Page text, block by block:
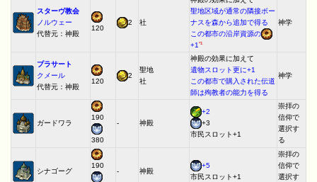
スターヴ教会
ノルウェー
代替元：神殿
120
2 社
聖地区域が通常の隣接ボー
ナスを森から追加で得る
この都市の沿岸資源の
+1 *1
神学
プラサート
クメール
代替元：神殿
120
2
聖地
社
神殿の効果に加えて
遺物スロット更に+1
この都市で購入された伝道
師は殉教者の能力を得る
神学
ガードワラ
190
380
- 神殿
+2
+3
市民スロット+1
崇拝の
信仰で
選択す
る
シナゴーグ
190
- 神殿
+5
市民スロット+1
崇拝の
信仰で
選択す